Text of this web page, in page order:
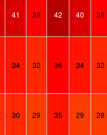
41 38 42 40 38
34 32 36 34 32
30 29 35 29 28